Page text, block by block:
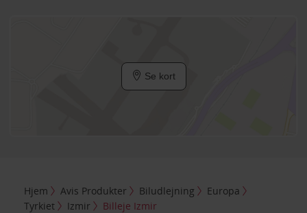
Se kort
Hjem Avis Produkter Biludlejning
Europa
Tyrkiet
Izmir Billeje Izmir